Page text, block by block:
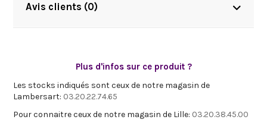
Avis clients (0)
Plus d'infos sur ce produit ?
Les stocks indiqués sont ceux de notre magasin de
Lambersart: 03.20.22.74.65
Pour connaitre ceux de notre magasin de Lille: 03.20.38.45.00